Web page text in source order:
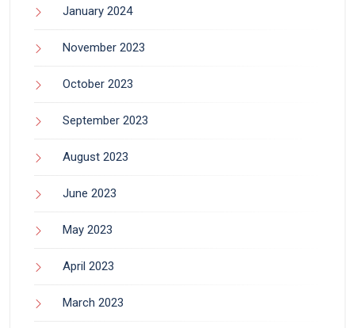
January 2024
November 2023
October 2023
September 2023
August 2023
June 2023
May 2023
April 2023
March 2023